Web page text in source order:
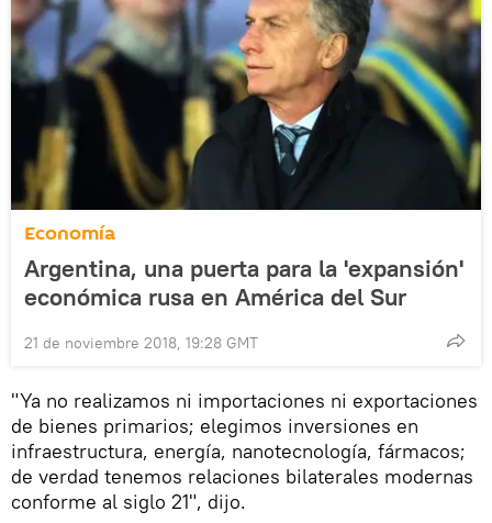
Economía
Argentina, una puerta para la 'expansión'
económica rusa en América del Sur
21 de noviembre 2018, 19:28 GMT
"Ya no realizamos ni importaciones ni exportaciones
de bienes primarios; elegimos inversiones en
infraestructura, energía, nanotecnología, fármacos;
de verdad tenemos relaciones bilaterales modernas
conforme al siglo 21", dijo.